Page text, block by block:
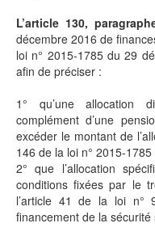
L’article 130,
décembre 2016 de
loi n° 2015-1785 du 29
afin de préciser :
1° qu’une allocation
complément d’une
excéder le montant de
146 de la loi n° 2015-
2° que l’allocation
conditions fixées par le
l’article 41 de la loi n°
financement de la